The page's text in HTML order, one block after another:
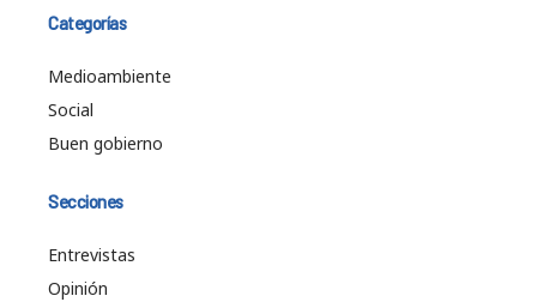
Categorías
Medioambiente
Social
Buen gobierno
Secciones
Entrevistas
Opinión